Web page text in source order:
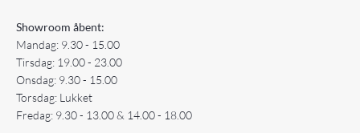
Showroom åbent:
Mandag: 9.30 - 15.00
Tirsdag: 19.00 - 23.00
Onsdag: 9.30 - 15.00
Torsdag: Lukket
Fredag: 9.30 - 13.00 & 14.00 - 18.00